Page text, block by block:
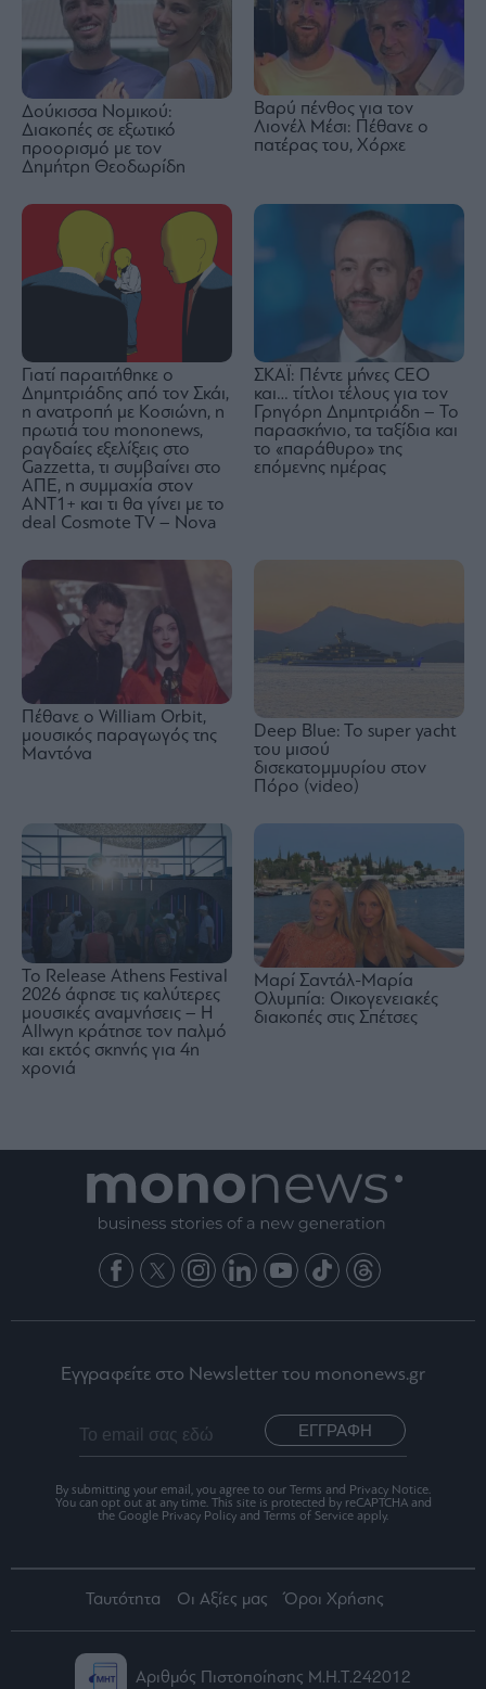
Δούκισσα Νομικού:
Διακοπές σε εξωτικό
προορισμό με τον
Δημήτρη Θεοδωρίδη
Βαρύ πένθος για τον
Λιονέλ Μέσι: Πέθανε ο
πατέρας του, Χόρχε
Γιατί παραιτήθηκε ο
Δημητριάδης από τον Σκάι,
η ανατροπή με Κοσιώνη, η
πρωτιά του mononews,
ραγδαίες εξελίξεις στο
Gazzetta, τι συμβαίνει στο
ΑΠΕ, η συμμαχία στον
ΑΝΤ1+ και τι θα γίνει με το
deal Cosmote TV – Nova
ΣΚΑΪ: Πέντε μήνες CEO
και… τίτλοι τέλους για τον
Γρηγόρη Δημητριάδη – Το
παρασκήνιο, τα ταξίδια και
το «παράθυρο» της
επόμενης ημέρας
Πέθανε ο William Orbit,
μουσικός παραγωγός της
Μαντόνα
Deep Blue: To super yacht
του μισού
δισεκατομμυρίου στον
Πόρο (video)
Το Release Athens Festival
2026 άφησε τις καλύτερες
μουσικές αναμνήσεις – Η
Allwyn κράτησε τον παλμό
και εκτός σκηνής για 4η
χρονιά
Μαρί Σαντάλ-Μαρία
Ολυμπία: Οικογενειακές
διακοπές στις Σπέτσες
Εγγραφείτε στο Newsletter του mononews.gr
ΕΓΓΡΑΦΗ
By submitting your email, you agree to our Terms and Privacy Notice.
You can opt out at any time. This site is protected by reCAPTCHA and
the Google Privacy Policy and Terms of Service apply.
Ταυτότητα Οι Αξίες μας Όροι Χρήσης
Αριθμός Πιστοποίησης Μ.Η.Τ.242012